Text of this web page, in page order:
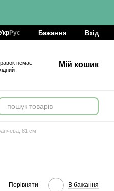
Рус Бажання Вхід
немає
Мій кошик
81 см
Порівняти В бажання